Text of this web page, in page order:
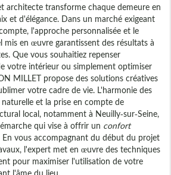
architecte transforme chaque demeure en
et d'élégance. Dans un marché exigeant
l'approche personnalisée et le
mis en œuvre garantissent des résultats à
Que vous souhaitiez repenser
votre intérieur ou simplement optimiser
MILLET propose des solutions créatives
votre cadre de vie. L'harmonie des
et la prise en compte de
local, notamment à Neuilly-sur-Seine,
qui vise à offrir un confort
En vous accompagnant du début du projet
l'expert met en œuvre des techniques
pour maximiser l'utilisation de votre